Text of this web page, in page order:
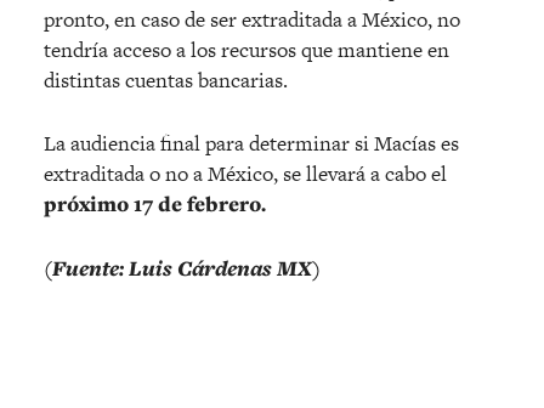
pronto, en caso de ser extraditada a México, no
tendría acceso a los recursos que mantiene en
distintas cuentas bancarias.
La audiencia final para determinar si Macías es
extraditada o no a México, se llevará a cabo el
próximo 17 de febrero.
(Fuente: Luis Cárdenas MX)